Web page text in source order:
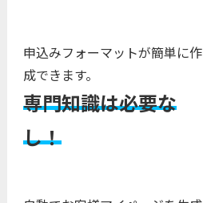
申込みフォーマットが簡単に作
成できます。
専門知識は必要な
し！